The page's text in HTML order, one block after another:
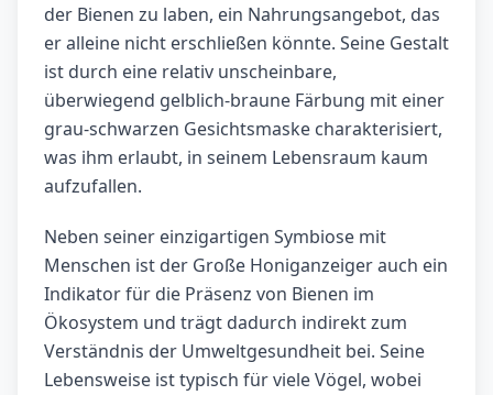
der Bienen zu laben, ein Nahrungsangebot, das
er alleine nicht erschließen könnte. Seine Gestalt
ist durch eine relativ unscheinbare,
überwiegend gelblich-braune Färbung mit einer
grau-schwarzen Gesichtsmaske charakterisiert,
was ihm erlaubt, in seinem Lebensraum kaum
aufzufallen.
Neben seiner einzigartigen Symbiose mit
Menschen ist der Große Honiganzeiger auch ein
Indikator für die Präsenz von Bienen im
Ökosystem und trägt dadurch indirekt zum
Verständnis der Umweltgesundheit bei. Seine
Lebensweise ist typisch für viele Vögel, wobei